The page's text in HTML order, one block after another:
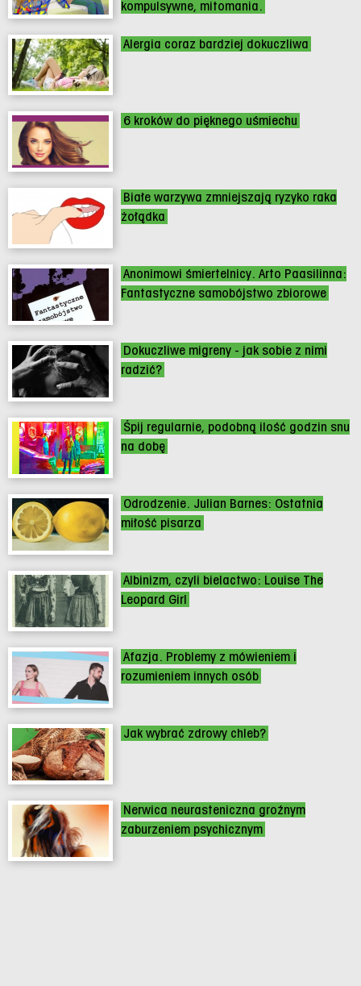
kompulsywne, mitomania.
Alergia coraz bardziej dokuczliwa
6 kroków do pięknego uśmiechu
Białe warzywa zmniejszają ryzyko raka
żołądka
Anonimowi śmiertelnicy. Arto Paasilinna:
Fantastyczne samobójstwo zbiorowe
Dokuczliwe migreny - jak sobie z nimi
radzić?
Śpij regularnie, podobną ilość godzin snu
na dobę
Odrodzenie. Julian Barnes: Ostatnia
miłość pisarza
Albinizm, czyli bielactwo: Louise The
Leopard Girl
Afazja. Problemy z mówieniem i
rozumieniem innych osób
Jak wybrać zdrowy chleb?
Nerwica neurasteniczna groźnym
zaburzeniem psychicznym